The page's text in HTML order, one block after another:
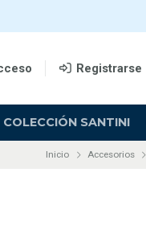
Registrarse
COLECCIÓN SANTINI
Inicio Accesorios